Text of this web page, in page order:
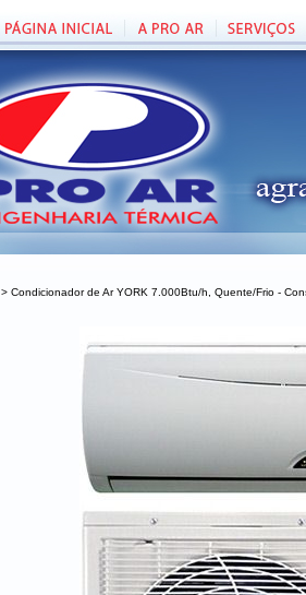
> Condicionador de Ar YORK 7.000Btu/h, Quente/Frio -